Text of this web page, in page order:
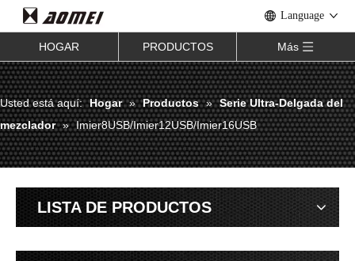
Language
HOGAR PRODUCTOS Más
Usted está aquí: Hogar » Productos » Serie Ultra-Delgada del
mezclador » Imier8USB/Imier12USB/Imier16USB
LISTA DE PRODUCTOS